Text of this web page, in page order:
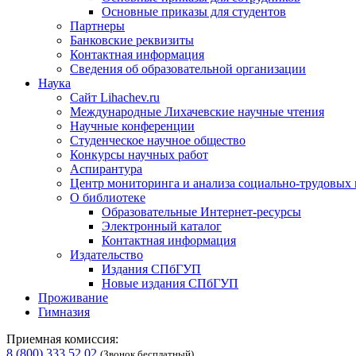
Основные приказы для студентов
Партнеры
Банковские реквизиты
Контактная информация
Сведения об образовательной организации
Наука
Сайт Lihachev.ru
Международные Лихачевские научные чтения
Научные конференции
Студенческое научное общество
Конкурсы научных работ
Аспирантура
Центр мониторинга и анализа социально-трудовых
О библиотеке
Образовательные Интернет-ресурсы
Электронный каталог
Контактная информация
Издательство
Издания СПбГУП
Новые издания СПбГУП
Проживание
Гимназия
Приемная комиссия:
8 (800) 333 52 02